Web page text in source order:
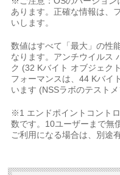
あります。正確な情報は、
いします。
数値はすべて「最大」の性
なります。アンチウイルス
ク (32 Kバイト オブジェク
フォーマンスは、44 Kバイ
います (NSSラボのテストメ
※1 エンドポイントコント
数です。10ユーザーまで無
ご利用になる場合は、別途